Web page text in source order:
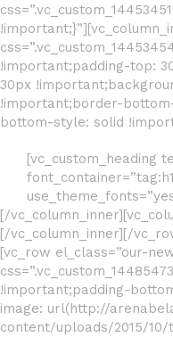
!important;padding-top:
30px
!important;border-
bottom-style: solid
[vc_custom_heading
[/
[/vc_column_inner][/
[vc_row el_class=”our-
!important;padding-
image: url(http://
content/uploads/2015/10/